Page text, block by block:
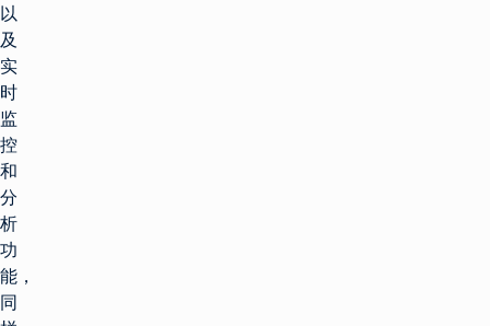
以
及
实
时
监
控
和
分
析
功
能，
同